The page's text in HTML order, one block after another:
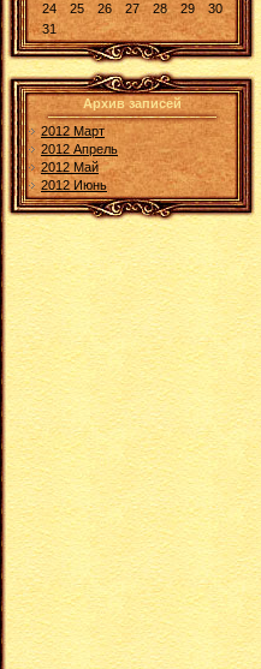
24
25 26 27 28 29
30
31
Архив записей
2012 Март
2012 Апрель
2012 Май
2012 Июнь